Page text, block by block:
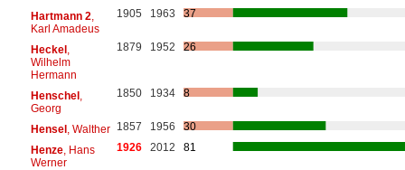
Hartmann 2
Karl Amadeus
1905 1963 37
Heckel,
Wilhelm
Hermann
1879 1952 26
Henschel,
Georg
1850 1934 8
Hensel, Walther 1857 1956
30
Henze, Hans
Werner
1926 2012 81